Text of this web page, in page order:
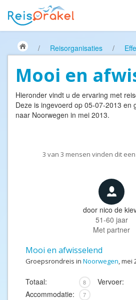
/ Reisorganisaties /
Mooi en
Hieronder vindt u de ervaring met
Deze is ingevoerd op 05-07-2013 en
naar Noorwegen in mei 2013.
3 van 3 mensen vinden dit
door nico de
51-60 jaar
Met partner
Mooi en afwisselend
Groepsrondreis in Noorwegen, mei
Totaal: 8 Vervoer:
Accommodatie: 7